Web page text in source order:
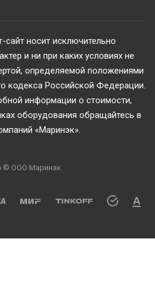
носит исключительно
и ни при каких условиях не
определяемой положениями
кодекса Российской Федерации.
информации о стоимости,
оборудования обращайтесь в
«Маринэк».
© ООО Маринэк